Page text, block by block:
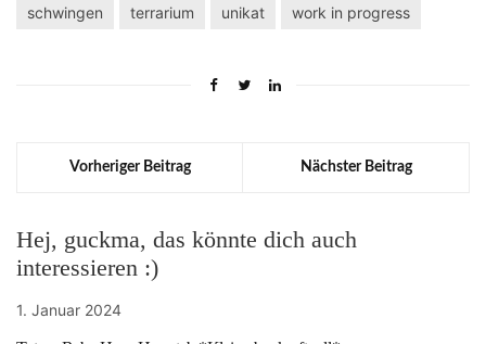
schwingen
terrarium unikat work in progress
Vorheriger Beitrag Nächster Beitrag
Hej, guckma, das könnte dich auch
interessieren :)
1. Januar 2024